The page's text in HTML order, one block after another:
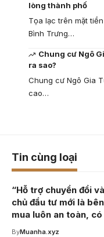
lòng thành phố
Tọa lạc trên mặt
Bình Trưng…
Chung cư Ngô
ra sao?
Chung cư Ngô Gia
cao…
Tin cùng loại
“Hỗ trợ chuyển đổi
chủ đầu tư mới là
mua luôn an toàn, có
ByMuanha.xyz